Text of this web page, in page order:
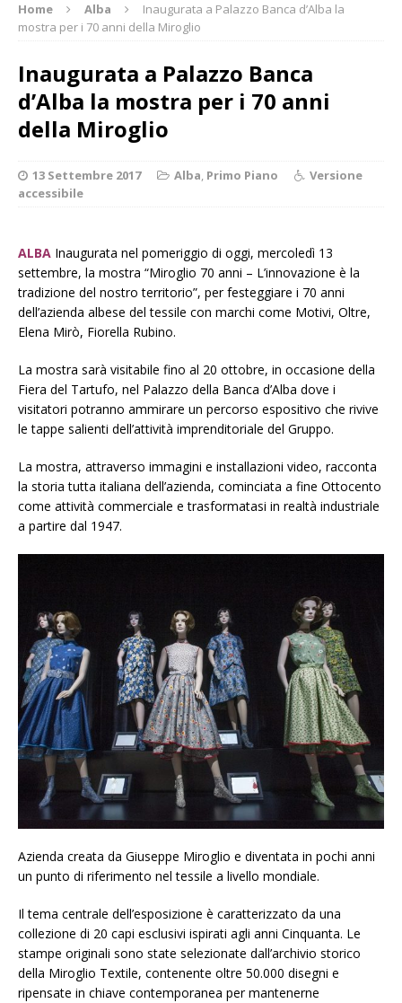
Home Alba
Inaugurata a Palazzo Banca d’Alba la
mostra per i 70 anni della Miroglio
Inaugurata a Palazzo Banca
d’Alba la mostra per i 70 anni
della Miroglio
13 Settembre 2017 Alba, Primo Piano
Versione
accessibile
ALBA Inaugurata nel pomeriggio di oggi, mercoledì 13
settembre, la mostra “Miroglio 70 anni – L’innovazione è la
tradizione del nostro territorio”, per festeggiare i 70 anni
dell’azienda albese del tessile con marchi come Motivi, Oltre,
Elena Mirò, Fiorella Rubino.
La mostra sarà visitabile fino al 20 ottobre, in occasione della
Fiera del Tartufo, nel Palazzo della Banca d’Alba dove i
visitatori potranno ammirare un percorso espositivo che rivive
le tappe salienti dell’attività imprenditoriale del Gruppo.
La mostra, attraverso immagini e installazioni video, racconta
la storia tutta italiana dell’azienda, cominciata a fine Ottocento
come attività commerciale e trasformatasi in realtà industriale
a partire dal 1947.
Azienda creata da Giuseppe Miroglio e diventata in pochi anni
un punto di riferimento nel tessile a livello mondiale.
Il tema centrale dell’esposizione è caratterizzato da una
collezione di 20 capi esclusivi ispirati agli anni Cinquanta. Le
stampe originali sono state selezionate dall’archivio storico
della Miroglio Textile, contenente oltre 50.000 disegni e
ripensate in chiave contemporanea per mantenerne